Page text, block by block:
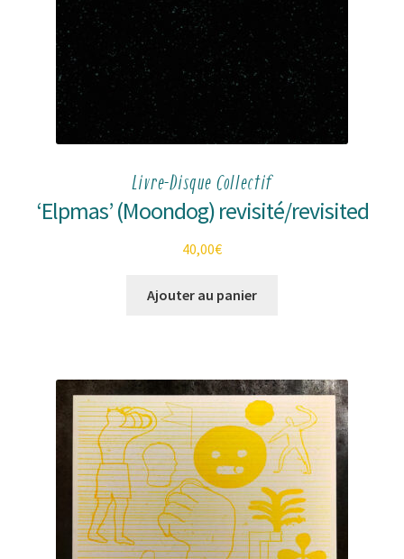
Livre-Disque Collectif
‘Elpmas’ (Moondog) revisité/revisited
40,00€
Ajouter au panier